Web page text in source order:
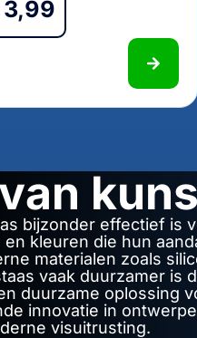
3,99
bijzonder effectief is
kleuren die hun
materialen zoals
vaak duurzamer is
duurzame oplossing
innovatie in
visuitrusting.